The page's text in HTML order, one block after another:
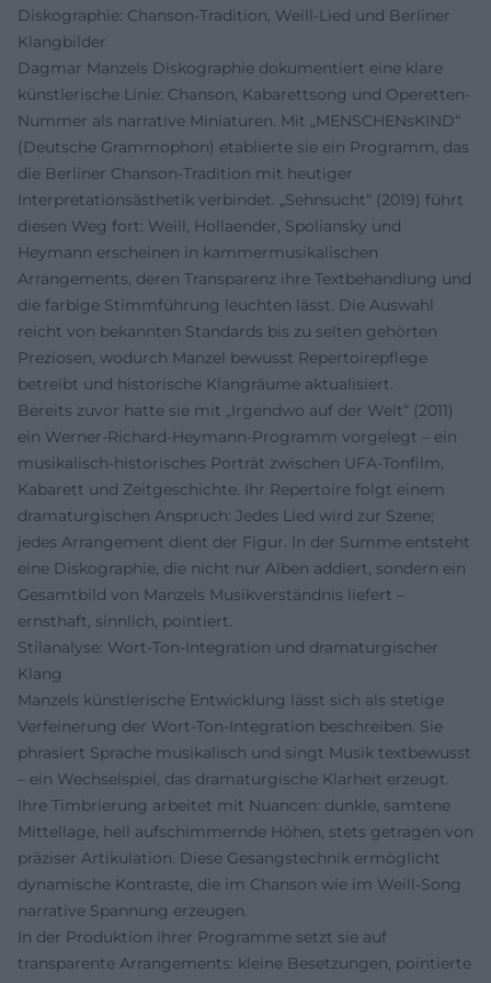
Diskographie: Chanson-Tradition, Weill-Lied und Berliner
Klangbilder
Dagmar Manzels Diskographie dokumentiert eine klare
künstlerische Linie: Chanson, Kabarettsong und Operetten-
Nummer als narrative Miniaturen. Mit „MENSCHENsKIND“
(Deutsche Grammophon) etablierte sie ein Programm, das
die Berliner Chanson-Tradition mit heutiger
Interpretationsästhetik verbindet. „Sehnsucht“ (2019) führt
diesen Weg fort: Weill, Hollaender, Spoliansky und
Heymann erscheinen in kammermusikalischen
Arrangements, deren Transparenz ihre Textbehandlung und
die farbige Stimmführung leuchten lässt. Die Auswahl
reicht von bekannten Standards bis zu selten gehörten
Preziosen, wodurch Manzel bewusst Repertoirepflege
betreibt und historische Klangräume aktualisiert.
Bereits zuvor hatte sie mit „Irgendwo auf der Welt“ (2011)
ein Werner-Richard-Heymann-Programm vorgelegt – ein
musikalisch-historisches Porträt zwischen UFA-Tonfilm,
Kabarett und Zeitgeschichte. Ihr Repertoire folgt einem
dramaturgischen Anspruch: Jedes Lied wird zur Szene;
jedes Arrangement dient der Figur. In der Summe entsteht
eine Diskographie, die nicht nur Alben addiert, sondern ein
Gesamtbild von Manzels Musikverständnis liefert –
ernsthaft, sinnlich, pointiert.
Stilanalyse: Wort-Ton-Integration und dramaturgischer
Klang
Manzels künstlerische Entwicklung lässt sich als stetige
Verfeinerung der Wort-Ton-Integration beschreiben. Sie
phrasiert Sprache musikalisch und singt Musik textbewusst
– ein Wechselspiel, das dramaturgische Klarheit erzeugt.
Ihre Timbrierung arbeitet mit Nuancen: dunkle, samtene
Mittellage, hell aufschimmernde Höhen, stets getragen von
präziser Artikulation. Diese Gesangstechnik ermöglicht
dynamische Kontraste, die im Chanson wie im Weill-Song
narrative Spannung erzeugen.
In der Produktion ihrer Programme setzt sie auf
transparente Arrangements: kleine Besetzungen, pointierte